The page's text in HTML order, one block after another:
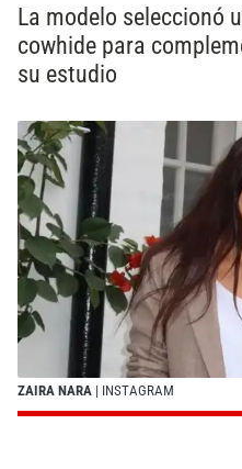
La modelo seleccionó
cowhide para
su estudio
ZAIRA NARA | INSTAGRAM